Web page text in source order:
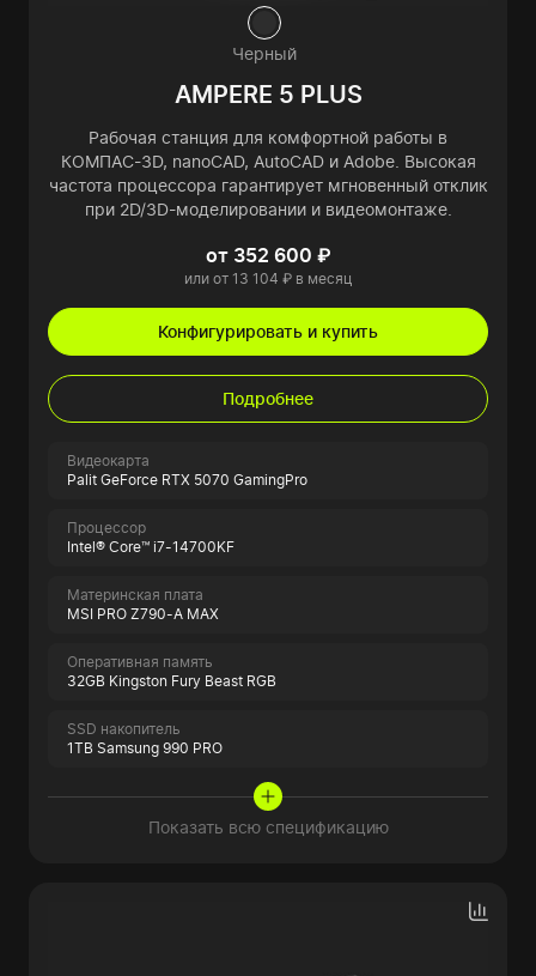
Черный
AMPERE 5 PLUS
Рабочая станция для комфортной работы в
КОМПАС-3D, nanoCAD, AutoCAD и Adobe. Высокая
частота процессора гарантирует мгновенный отклик
при 2D/3D-моделировании и видеомонтаже.
от 352 600 ₽
или от 13 104 ₽ в месяц
Конфигурировать и купить
Подробнее
Видеокарта
Palit GeForce RTX 5070 GamingPro
Процессор
Intel® Core™ i7-14700KF
Материнская плата
MSI PRO Z790-A MAX
Оперативная память
32GB Kingston Fury Beast RGB
SSD накопитель
1TB Samsung 990 PRO
Показать всю спецификацию